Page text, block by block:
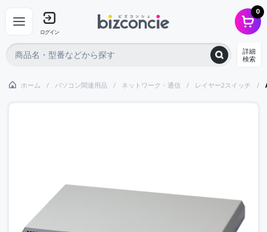
ログイン
0
詳細
検索
ホーム パソコン関連用品 ネットワーク・通信 レイヤー2スイッチ